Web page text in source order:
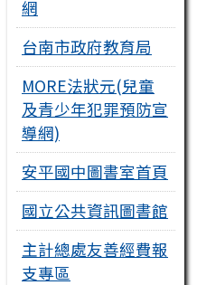
網
台南市政府教育局
MORE法狀元(兒童
及青少年犯罪預防宣
導網)
安平國中圖書室首頁
國立公共資訊圖書館
主計總處友善經費報
支專區